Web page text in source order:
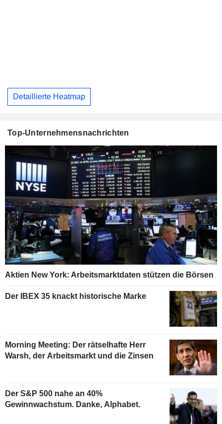
Detaillierte Heatmap
Top-Unternehmensnachrichten
Aktien New York: Arbeitsmarktdaten stützen die Börsen
Der IBEX 35 knackt historische Marke
Morning Meeting: Der rätselhafte Herr
Warsh, der Arbeitsmarkt und die Zinsen
Der S&P 500 nahe an 40%
Gewinnwachstum. Danke, Alphabet.